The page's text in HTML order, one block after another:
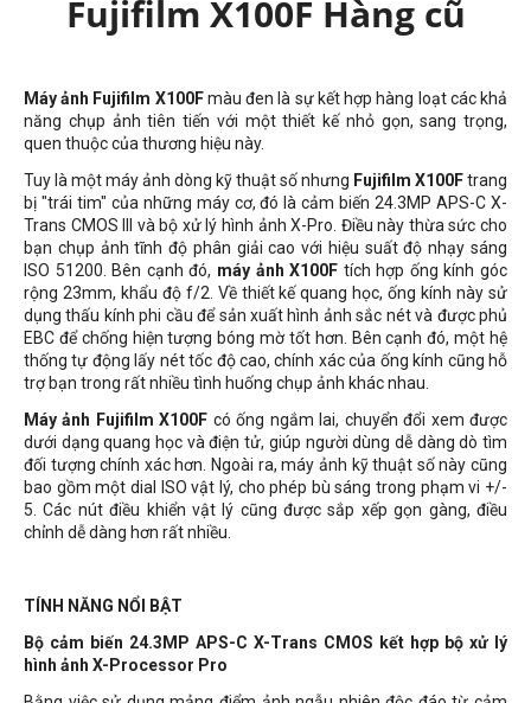
Fujifilm X100F Hàng cũ
Máy ảnh Fujifilm X100Fmàu đen là sự kết hợp hàng loạt các khả
năng chụp ảnh tiên tiến với một thiết kế nhỏ gọn, sang trọng,
quen thuộc của thương hiệu này.
Tuy là một máy ảnh dòng kỹ thuật số nhưng Fujifilm X100Ftrang
bị "trái tim" của những máy cơ, đó là cảm biến 24.3MP APS-C X-
Trans CMOS III và bộ xử lý hình ảnh X-Pro. Điều này thừa sức cho
bạn chụp ảnh tĩnh độ phân giải cao với hiệu suất độ nhạy sáng
ISO 51200. Bên cạnh đó, máy ảnh X100F tích hợp ống kính góc
rộng 23mm, khẩu độ f/2. Về thiết kế quang học, ống kính này sử
dụng thấu kính phi cầu để sản xuất hình ảnh sắc nét và được phủ
EBC để chống hiện tượng bóng mờ tốt hơn. Bên cạnh đó, một hệ
thống tự động lấy nét tốc độ cao, chính xác của ống kính cũng hỗ
trợ bạn trong rất nhiều tình huống chụp ảnh khác nhau.
Máy ảnh Fujifilm X100F có ống ngắm lai, chuyển đổi xem được
dưới dạng quang học và điện tử, giúp người dùng dễ dàng dò tìm
đối tượng chính xác hơn. Ngoài ra, máy ảnh kỹ thuật số này cũng
bao gồm một dial ISO vật lý, cho phép bù sáng trong phạm vi +/-
5. Các nút điều khiển vật lý cũng được sắp xếp gọn gàng, điều
chỉnh dễ dàng hơn rất nhiều.
TÍNH NĂNG NỔI BẬT
Bộ cảm biến 24.3MP APS-C X-Trans CMOS kết hợp bộ xử lý
hình ảnh X-Processor Pro